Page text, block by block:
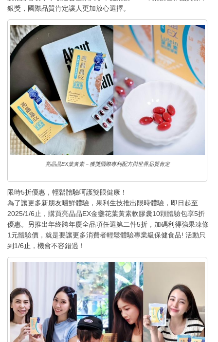
銀獎，國際品質肯定讓人更加放心選擇。
亮晶晶EX葉黃素－獲獎國際專利配方與世界品質肯定
限時5折優惠，輕鬆體驗呵護雙眼健康！
為了讓更多新朋友嚐鮮體驗，果利生技推出限時體驗，即日起至
2025/1/6止，購買亮晶晶EX金盞花葉黃素軟膠囊10顆體驗包享5折
優惠。另推出年終跨年慶全品項任選第二件5折，加碼利得強果凍條
1元體驗價，就是要讓更多消費者輕鬆體驗專業級保健食品! 活動只
到1/6止，機會不容錯過！